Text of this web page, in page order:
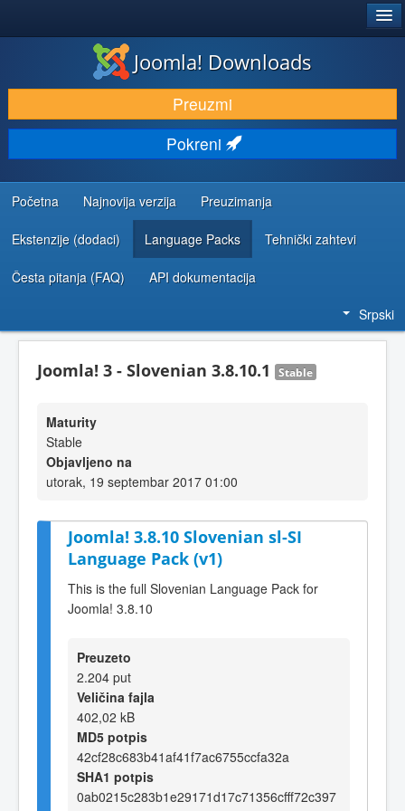
PREUZIMANJE I PROŠIRENJA (EKSTENZIJE)
OTKRIJTE I NAUČITE
ZAJEDNICA I PODRŠKA
RESURSI ZA RAZVOJ
Joomla! Downloads
Preuzmi
Pokreni
Početna Najnovija verzija Preuzimanja
Ekstenzije (dodaci) Language Packs Tehnički zahtevi
Česta pitanja (FAQ) API dokumentacija
Srpski
Joomla! 3 - Slovenian 3.8.10.1 Stable
Maturity
Stable
Objavljeno na
utorak, 19 septembar 2017 01:00
Joomla! 3.8.10 Slovenian sl-SI
Language Pack (v1)
This is the full Slovenian Language Pack for
Joomla! 3.8.10
Preuzeto
2.204 put
Veličina fajla
402,02 kB
MD5 potpis
42cf28c683b41af41f7ac6755ccfa32a
SHA1 potpis
0ab0215c283b1e29171d17c71356cfff72c397